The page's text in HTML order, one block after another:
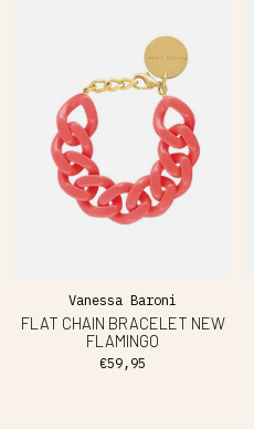
Vanessa Baroni
FLAT CHAIN BRACELET NEW
FLAMINGO
€59,95